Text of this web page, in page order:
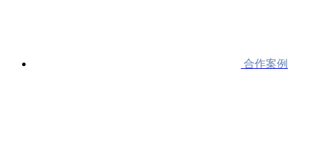
合作案例